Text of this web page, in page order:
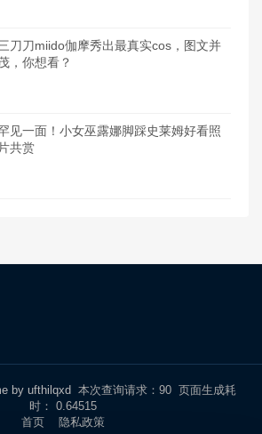
刀刀miido伽摩秀出最真实cos，图文并
，你想看？
见一面！小女巫露娜脚踩史莱姆好看照
片共赏
by ufthilqxd 本次查询请求：90 页面生成耗
时： 0.64515
首页
隐私政策